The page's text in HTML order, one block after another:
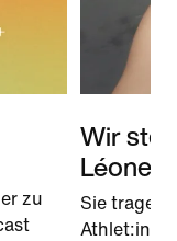
zu
Wir
Léone
Sie tragen